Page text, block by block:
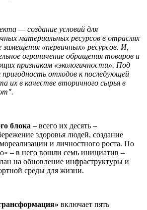
— создание условий для
материальных ресурсов в отраслях
замещения «первичных» ресурсов. И,
ограничение обращения товаров и
признакам «экологичности». Под
пригодность отходов к последующей
их в качестве вторичного сырья в
блока – всего их десять –
здоровья людей, создание
и личностного роста. По
– в него вошли семь инициатив –
на обновление инфраструктуры и
среды для жизни.
включает пять